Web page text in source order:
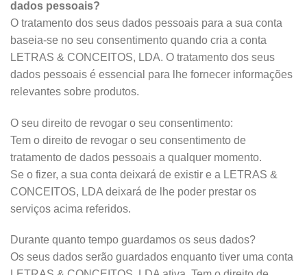
dados pessoais?
O tratamento dos seus dados pessoais para a sua conta
baseia-se no seu consentimento quando cria a conta
LETRAS & CONCEITOS, LDA. O tratamento dos seus
dados pessoais é essencial para lhe fornecer informações
relevantes sobre produtos.
O seu direito de revogar o seu consentimento:
Tem o direito de revogar o seu consentimento de
tratamento de dados pessoais a qualquer momento.
Se o fizer, a sua conta deixará de existir e a LETRAS &
CONCEITOS, LDA deixará de lhe poder prestar os
serviços acima referidos.
Durante quanto tempo guardamos os seus dados?
Os seus dados serão guardados enquanto tiver uma conta